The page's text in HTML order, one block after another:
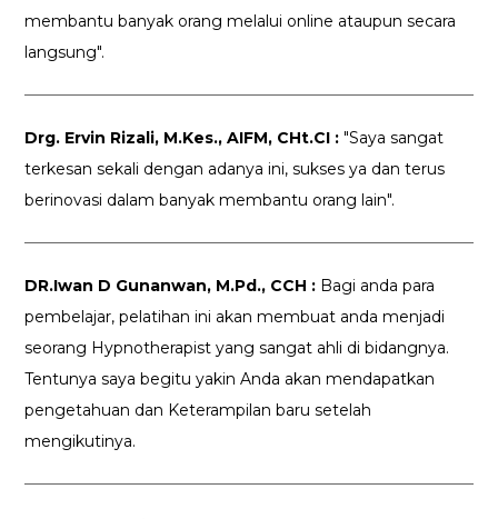
membantu banyak orang melalui online ataupun secara
langsung".
Drg. Ervin Rizali, M.Kes., AIFM, CHt.CI : "Saya sangat
terkesan sekali dengan adanya ini, sukses ya dan terus
berinovasi dalam banyak membantu orang lain".
DR.Iwan D Gunanwan, M.Pd., CCH : Bagi anda para
pembelajar, pelatihan ini akan membuat anda menjadi
seorang Hypnotherapist yang sangat ahli di bidangnya.
Tentunya saya begitu yakin Anda akan mendapatkan
pengetahuan dan Keterampilan baru setelah
mengikutinya.